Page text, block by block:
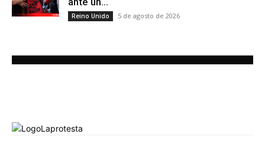
Reino Unido 5 de agosto de 2026